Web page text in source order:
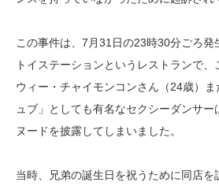
この事件は、7月31日の23時30分ごろ発
トイステーションというレストランで
ウィー・チャイモンコンさん（24歳）
ュブ」としても有名なセクシーダンサ
ヌードを披露してしまいました。
当時、兄弟の誕生日を祝うために同店を